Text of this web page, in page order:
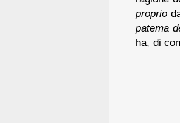
proprio
patema
ha, di